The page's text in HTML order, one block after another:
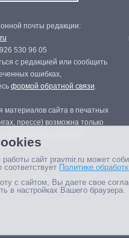
почты редакции:
530 96 05
с редакцией или сообщить
ошибках,
формой обратной связи.
материалов сайта в печатных
прессе) возможна только
сайт pravmir.ru может
Политике
с сайтом, Вы даете свое
в настройках Вашего браузера.